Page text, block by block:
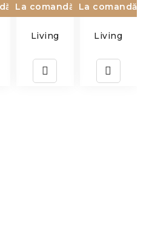
La comandă
Living
La comandă
Living